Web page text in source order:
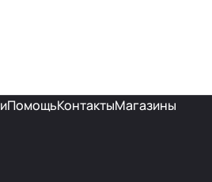
ПомощьКонтактыМагазины